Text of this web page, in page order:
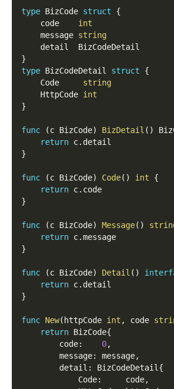
type BizCode struct
{
    code
int
    message
string
    detail  BizCodeDetail
}
type BizCodeDetail struct
{
    Code
string
    HttpCode
int
}
func (c BizCode) BizDetail ( )
return c. detail
}
func (c BizCode) Code( ) int
{
return c. code
}
func (c BizCode) Message( )
return c.message
}
func (c BizCode) Detail ( )
return c. detail
}
func New( httpCode int , code
return BizCode{
        code
: 0,
        message
: message,
        detail
: BizCodeDetail{
            Code
:
     code
,